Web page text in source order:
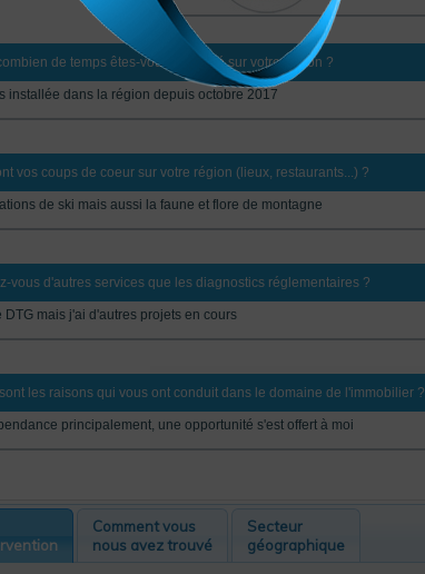
de temps êtes-vous implanté sur votre région ?
installée dans la région depuis octobre 2017
vos coups de coeur sur votre région (lieux, restaurants...) ?
de ski mais aussi la faune et flore de montagne
vous d'autres services que les diagnostics réglementaires ?
DTG mais j'ai d'autres projets en cours
les raisons qui vous ont conduit dans le domaine de l'immobilier ?
principalement, une opportunité s'est offert à moi
Comment vous
nous avez trouvé
Secteur
géographique